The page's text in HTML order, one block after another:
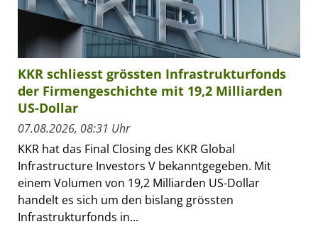
KKR schliesst grössten Infrastrukturfonds
der Firmengeschichte mit 19,2 Milliarden
US-Dollar
07.08.2026, 08:31 Uhr
KKR hat das Final Closing des KKR Global
Infrastructure Investors V bekanntgegeben. Mit
einem Volumen von 19,2 Milliarden US-Dollar
handelt es sich um den bislang grössten
Infrastrukturfonds in...